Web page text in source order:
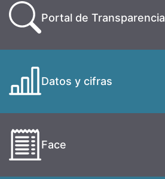
Portal de Transparencia
Datos y cifras
Face